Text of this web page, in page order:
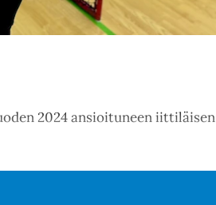
2024 ansioituneen iittiläisen